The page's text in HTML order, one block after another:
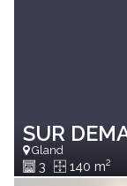
SUR
Gland
3 140 m2